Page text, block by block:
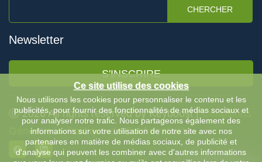
CHERCHER
Newsletter
S'INSCRIRE
Ⓒ 2026 All rights reserved by Keyboost |Conditions
Générales-Politique de Confidentialité
Ce site utilise des cookies
Nous utilisons les cookies pour personnaliser le contenu et les
publicités, pour fournir des fonctionnalités de médias sociaux et
pour analyser notre trafic. Nous partageons également des
informations sur votre utilisation de notre site avec nos
partenaires en matière de médias sociaux, de publicité et
d'analyse qui peuvent les combiner avec d'autres informations